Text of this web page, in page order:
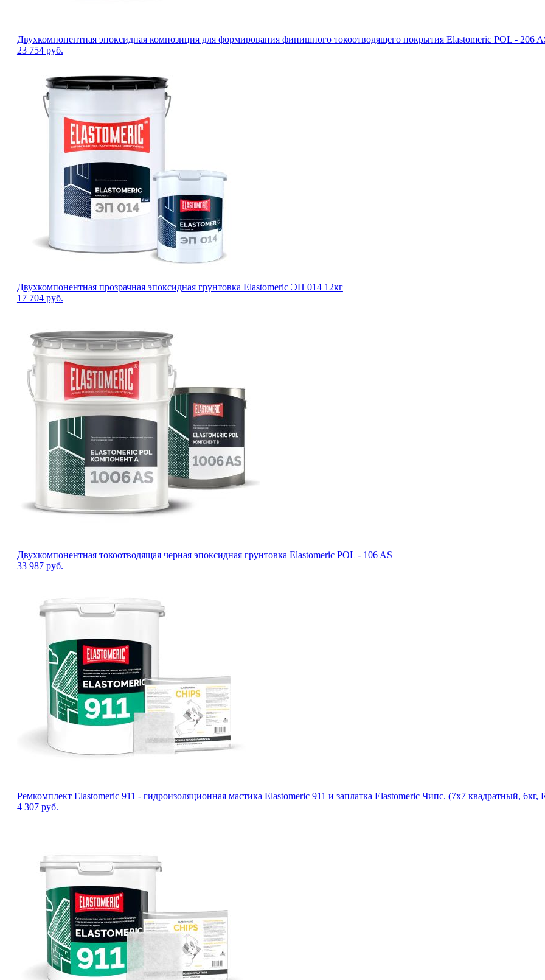
Двухкомпонентная эпоксидная композиция для формирования финишного токоотводящего покрытия Elastomeric POL - 206
23 754 руб.
Двухкомпонентная прозрачная эпоксидная грунтовка Elastomeric ЭП 014 12кг
17 704 руб.
Двухкомпонентная токоотводящая черная эпоксидная грунтовка Elastomeric POL - 106 AS
33 987 руб.
Ремкомплект Elastomeric 911 - гидроизоляционная мастика Elastomeric 911 и заплатка Elastomeric Чипс. (7х7 квадратный,
4 307 руб.